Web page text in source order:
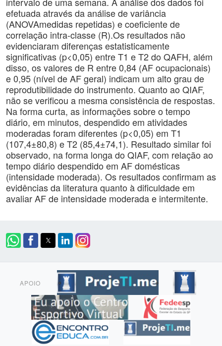
efetuada através da análise de variância
(ANOVAmedidas repetidas) e coeficiente de
correlação intra-classe (R).Os resultados não
evidenciaram diferenças estatisticamente
significativas (p<0,05) entre T1 e T2 do QAFH, além
disso, os valores de R entre 0,84 (AF ocupacionais)
e 0,95 (nível de AF geral) indicam um alto grau de
reprodutibilidade do instrumento. Quanto ao QIAF,
não se verificou a mesma consistência de respostas.
Na forma curta, as informações sobre o tempo
diário, em minutos, despendido em atividades
moderadas foram diferentes (p<0,05) em T1
(107,4±80,8) e T2 (85,4±74,1). Resultado similar foi
observado, na forma longa do QIAF, com relação ao
tempo diário despendido em AF domésticas
(intensidade moderada). Os resultados confirmam as
evidências da literatura quanto à dificuldade em
avaliar AF de intensidade moderada e intermitente.
APOIO